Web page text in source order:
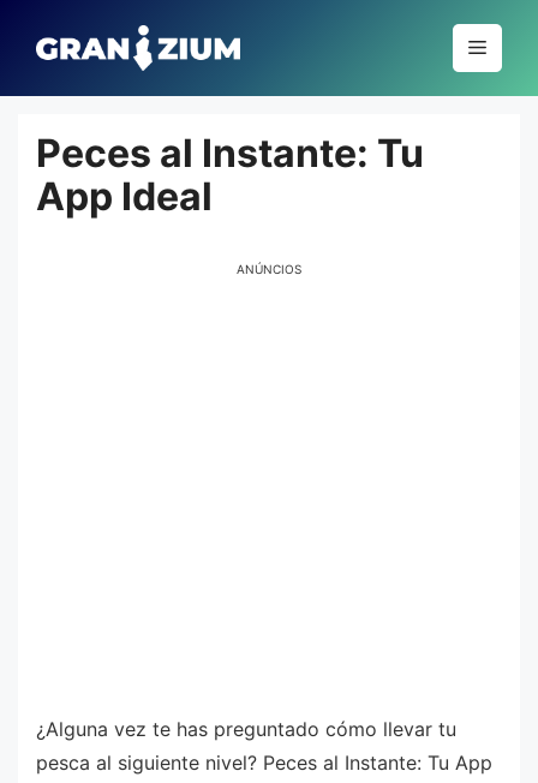
para
conteúdo
Menu
Peces al Instante: Tu
App Ideal
ANÚNCIOS
¿Alguna vez te has preguntado cómo llevar tu
pesca al siguiente nivel? Peces al Instante: Tu App